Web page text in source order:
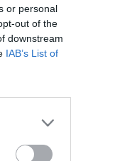
or personal
out of the
downstream
IAB’s List of
kellett